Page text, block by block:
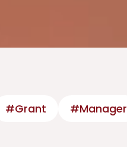
#Grant #Manager